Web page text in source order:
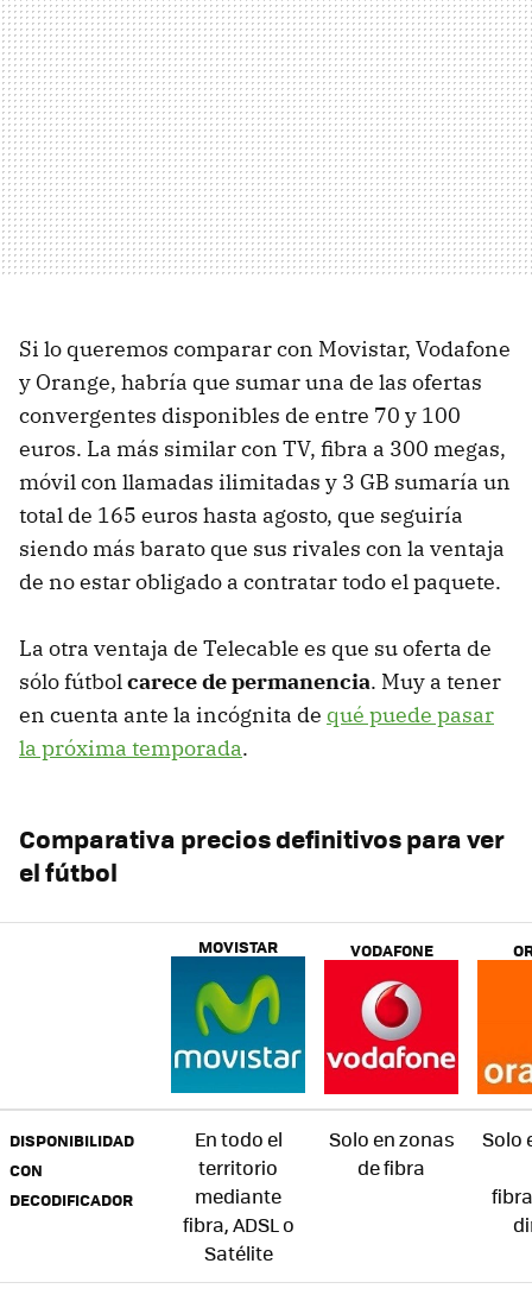
Si lo queremos comparar con Movistar, Vodafone
y Orange, habría que sumar una de las ofertas
convergentes disponibles de entre 70 y 100
euros. La más similar con TV, fibra a 300 megas,
móvil con llamadas ilimitadas y 3 GB sumaría un
total de 165 euros hasta agosto, que seguiría
siendo más barato que sus rivales con la ventaja
de no estar obligado a contratar todo el paquete.
La otra ventaja de Telecable es que su oferta de
sólo fútbolcarece de permanencia. Muy a tener
en cuenta ante la incógnita de qué puede pasar
la próxima temporada.
Comparativa precios definitivos para ver
el fútbol
MOVISTAR VODAFONE
DISPONIBILIDAD
CON
DECODIFICADOR
En todo el
territorio
mediante
fibra, ADSL o
Satélite
Solo en zonas
de fibra
Solo